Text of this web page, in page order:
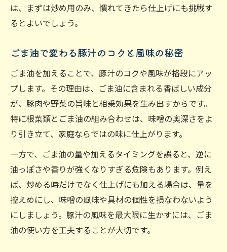
ギ
豚汁のコクを出すごま油の使い分け術
ごま油の量とタイミングで豚汁の味に差が
出る
豚汁にごま油と生姜をプラスするコツ
ごま油入り豚汁が翌日もおいしい理由
失敗しないごま油選びと豚汁NG行動を徹底解説
豚汁で避けたいごま油のNGな使い方とは
ごま油で豚汁がまずくなる失敗例と対策
豚汁でありがちなごま油NG行動まとめ
ごま油の選び方で豚汁の味に大きな差が出
る
豚汁の風味を損なうごま油の使い方に注意
は、まずは炒め用のみ、慣れてきたら仕上げにも挑戦す
るとよいでしょう。
ごま油で変わる豚汁のコクと風味の秘密
ごま油を加えることで、豚汁のコクや風味が格段にアッ
プします。その理由は、ごま油に含まれる香ばしい成分
が、豚肉や野菜の旨味と相乗効果を生み出すからです。
特に根菜類とごま油の組み合わせは、味噌の奥深さをよ
り引き立て、家庭ならではの味に仕上がります。
一方で、ごま油の量や加えるタイミングを誤ると、逆に
油っぽさや香りが強くなりすぎる危険もあります。例え
ば、炒める時だけでなく仕上げにも加える場合は、量を
控えめにし、味噌の風味や具材の個性を損なわないよう
にしましょう。豚汁の風味を最大限に生かすには、ごま
油の使い方を工夫することが大切です。